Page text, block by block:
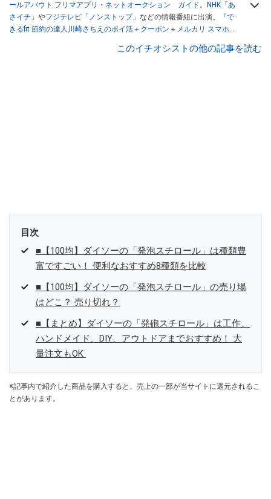
ールアバウト フリマアプリ・ネットオークション ガイド。
NHK「あ
さイチ」 やフジテレビ「ノンストップ」 などの情報番組に出演。
『で
きるfit 節約の達人川崎さちえのポイ活＋クーポン＋メルカリ スマホで
スマホ1つでスキマ時間に効率的に稼ぐ！』（翔泳社刊） ほか著書多
このイチオシストの他の記事を読む
目次
■【100均】ダイソーの「発泡スチロール」は種類豊
富ですごい！ 便利なおすすめ8種類を比較
■【100均】ダイソーの「発泡スチロール」の売り場
はどこ？ 売り切れ？
■【まとめ】ダイソーの「発砲スチロール」は工作、
ハンドメイド、DIY、アウトドアまでおすすめ！ 大
量注文もOK
※記事内で紹介した商品を購入すると、売上の一部が当サイトに還元されるこ
とがあります。